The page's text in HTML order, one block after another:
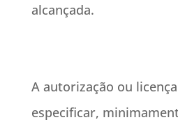
alcançada.
A autorização ou
especificar,